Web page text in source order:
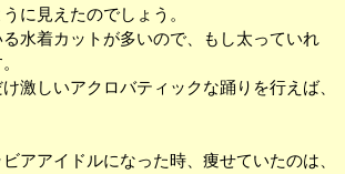
に見えたのでしょう。
水着カットが多いので、もし太っていれ
激しいアクロバティックな踊りを行えば、
アアイドルになった時、痩せていたのは、